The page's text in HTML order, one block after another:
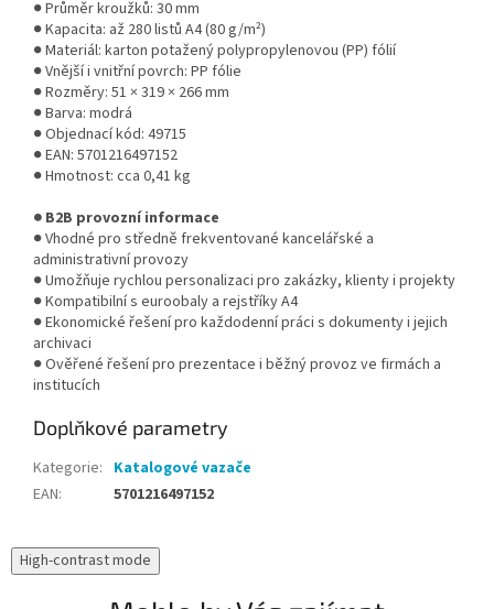
● Průměr kroužků: 30 mm
● Kapacita: až 280 listů A4 (80 g/m²)
● Materiál: karton potažený polypropylenovou (PP) fólií
● Vnější i vnitřní povrch: PP fólie
● Rozměry: 51 × 319 × 266 mm
● Barva: modrá
● Objednací kód: 49715
● EAN: 5701216497152
● Hmotnost: cca 0,41 kg
● B2B provozní informace
● Vhodné pro středně frekventované kancelářské a
administrativní provozy
● Umožňuje rychlou personalizaci pro zakázky, klienty i projekty
● Kompatibilní s euroobaly a rejstříky A4
● Ekonomické řešení pro každodenní práci s dokumenty i jejich
archivaci
● Ověřené řešení pro prezentace i běžný provoz ve firmách a
institucích
Doplňkové parametry
Kategorie: Katalogové vazače
EAN: 5701216497152
High-contrast mode